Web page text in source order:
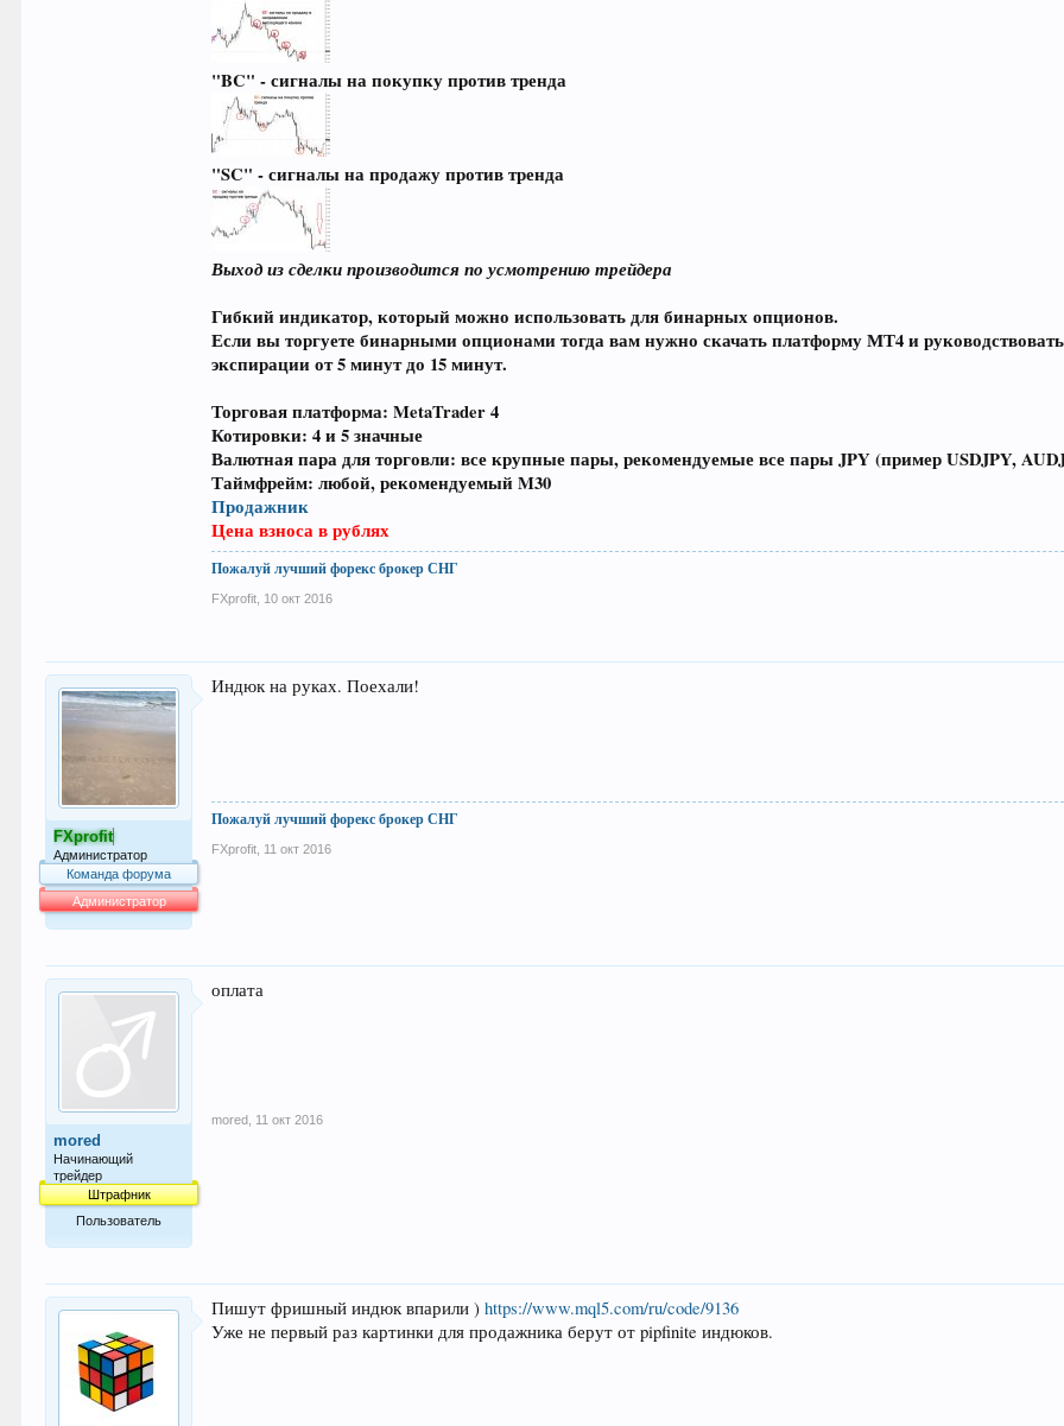
"BC" - сигналы на покупку против тренда
"SC" - сигналы на продажу против тренда
Выход из сделки производится по усмотрению трейдера
Гибкий индикатор, который можно использовать для бинарных опционов.
Если вы торгуете бинарными опционами тогда вам нужно скачать платформу МТ4 и
экспирации от 5 минут до 15 минут.
Торговая платформа: MetaTrader 4
Котировки: 4 и 5 значные
Валютная пара для торговли: все крупные пары, рекомендуемые все пары JPY (пример USDJPY,
Таймфрейм: любой, рекомендуемый M30
Продажник
Цена взноса в рублях
Пожалуй лучший форекс брокер СНГ
FXprofit 10 окт 2016
FXprofit
Администратор
Команда форума
Администратор
Индюк на руках. Поехали!
Пожалуй лучший форекс брокер СНГ
FXprofit 11 окт 2016
mored
Начинающий
трейдер
Штрафник
Пользователь
оплата
mored 11 окт 2016
Пишут фришный индюк впарили )https://www.mql5.com/ru/code/9136
Уже не первый раз картинки для продажника берут от pipfinite индюков.